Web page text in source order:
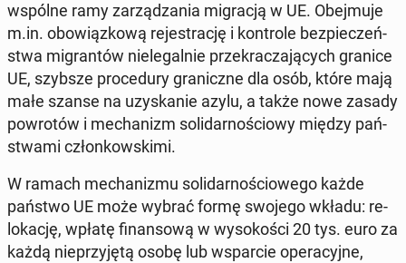
wspólne ramy za­rzą­dza­nia mi­gra­cją w UE. Obej­mu­je
m.in. obo­wiąz­ko­wą re­je­stra­cję i kon­tro­le bez­pie­czeń­
stwa mi­gran­tów nie­le­gal­nie prze­kra­cza­ją­cych granice
UE, szybsze pro­ce­du­ry gra­nicz­ne dla osób, które mają
małe szanse na uzy­ska­nie azylu, a także nowe zasady
po­wro­tów i me­cha­nizm so­li­dar­no­ścio­wy między pań­
stwa­mi człon­kow­ski­mi.
W ramach me­cha­ni­zmu so­li­dar­no­ścio­we­go każde
państwo UE może wybrać formę swojego wkładu: re­
lo­ka­cję, wpłatę fi­nan­so­wą w wy­so­ko­ści 20 tys. euro za
każdą nie­przy­ję­tą osobę lub wspar­cie ope­ra­cyj­ne,